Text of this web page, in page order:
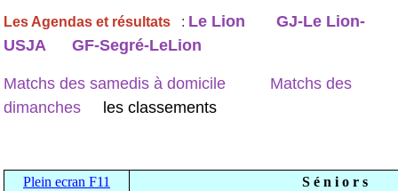
Les Agendas et résultats : Le Lion
GJ-Le Lion-
USJA
GF-Segré-LeLion
Matchs des samedis à domicile
Matchs des
dimanches
les classements
Plein ecran F11
S é n i o r s